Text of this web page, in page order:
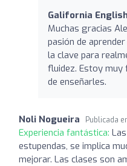
Galifornia
Muchas gracias
pasión de
la clave para
fluidez. Estoy muy
de enseñarles.
Noli Nogueira Publicada
Experiencia fantástica:
estupendas, se implica
mejorar. Las clases son